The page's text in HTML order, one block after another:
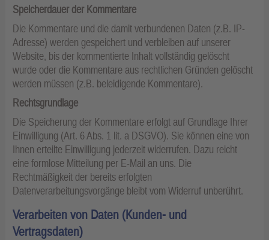
Speicherdauer der Kommentare
Die Kommentare und die damit verbundenen Daten (z.B. IP-
Adresse) werden gespeichert und verbleiben auf unserer
Website, bis der kommentierte Inhalt vollständig gelöscht
wurde oder die Kommentare aus rechtlichen Gründen gelöscht
werden müssen (z.B. beleidigende Kommentare).
Rechtsgrundlage
Die Speicherung der Kommentare erfolgt auf Grundlage Ihrer
Einwilligung (Art. 6 Abs. 1 lit. a DSGVO). Sie können eine von
Ihnen erteilte Einwilligung jederzeit widerrufen. Dazu reicht
eine formlose Mitteilung per E-Mail an uns. Die
Rechtmäßigkeit der bereits erfolgten
Datenverarbeitungsvorgänge bleibt vom Widerruf unberührt.
Verarbeiten von Daten (Kunden- und
Vertragsdaten)